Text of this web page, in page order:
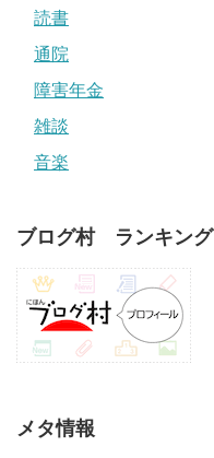
読書
通院
障害年金
雑談
音楽
ブログ村 ランキング
メタ情報